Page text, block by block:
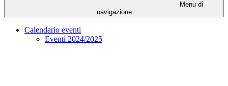
Menu di
navigazione
Calendario eventi
Eventi 2024/2025